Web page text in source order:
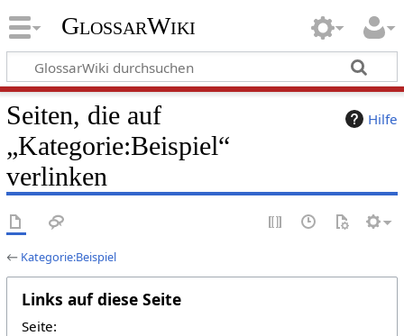
GlossarWiki
Hilfe
Seiten, die auf
„Kategorie:Beispiel“
verlinken
← Kategorie:Beispiel
Links auf diese Seite
Seite: